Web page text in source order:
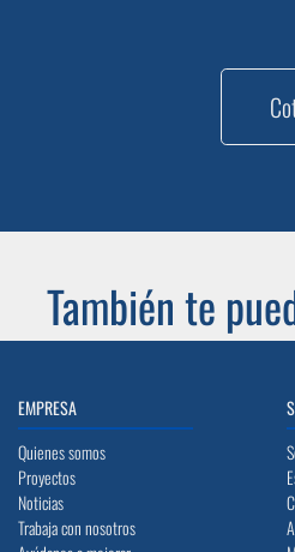
También te
EMPRESA
Quienes somos
Proyectos
Noticias
Trabaja con nosotros